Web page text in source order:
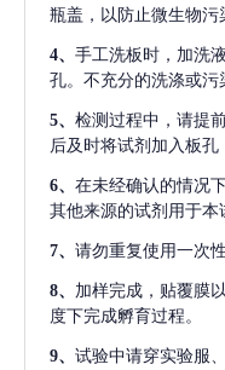
瓶盖，以防止微生物污
4、 手工洗板时，加洗
孔。不充分的洗涤或污
5、 检测过程中，请提
后及时将试剂加入板孔
6、 在未经确认的情况
其他来源的试剂用于本
7、 请勿重复使用一次
8、 加样完成，贴覆膜
度下完成孵育过程。
9、 试验中请穿实验服